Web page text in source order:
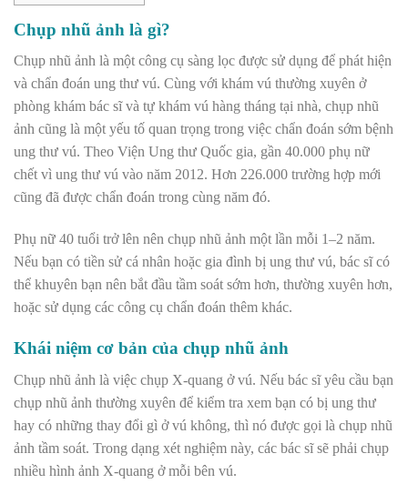
Chụp nhũ ảnh là gì?
Chụp nhũ ảnh là một công cụ sàng lọc được sử dụng để phát hiện
và chẩn đoán ung thư vú. Cùng với khám vú thường xuyên ở
phòng khám bác sĩ và tự khám vú hàng tháng tại nhà, chụp nhũ
ảnh cũng là một yếu tố quan trọng trong việc chẩn đoán sớm bệnh
ung thư vú. Theo Viện Ung thư Quốc gia, gần 40.000 phụ nữ
chết vì ung thư vú vào năm 2012. Hơn 226.000 trường hợp mới
cũng đã được chẩn đoán trong cùng năm đó.
Phụ nữ 40 tuổi trở lên nên chụp nhũ ảnh một lần mỗi 1–2 năm.
Nếu bạn có tiền sử cá nhân hoặc gia đình bị ung thư vú, bác sĩ có
thể khuyên bạn nên bắt đầu tầm soát sớm hơn, thường xuyên hơn,
hoặc sử dụng các công cụ chẩn đoán thêm khác.
Khái niệm cơ bản của chụp nhũ ảnh
Chụp nhũ ảnh là việc chụp X-quang ở vú. Nếu bác sĩ yêu cầu bạn
chụp nhũ ảnh thường xuyên để kiểm tra xem bạn có bị ung thư
hay có những thay đổi gì ở vú không, thì nó được gọi là chụp nhũ
ảnh tầm soát. Trong dạng xét nghiệm này, các bác sĩ sẽ phải chụp
nhiều hình ảnh X-quang ở mỗi bên vú.